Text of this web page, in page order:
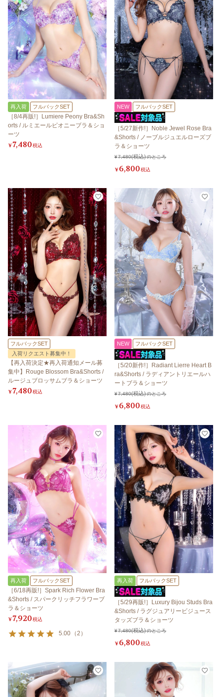
再入荷 フルバックSET
［8/4再販!］Lumiere Peony Bra&Sh
orts / ルミエールピオニーブラ＆ショ
ーツ
¥7,480税込
NEW フルバックSET
［5/27新作!］Noble Jewel Rose Bra
&Shorts / ノーブルジュエルローズブ
ラ＆ショーツ
¥7,480 のところ
¥6,800税込
フルバックSET
入荷リクエスト募集中！
【再入荷決定★再入荷通知メール募
集中】Rouge Blossom Bra&Shorts /
ルージュブロッサムブラ＆ショーツ
¥7,480税込
NEW フルバックSET
［5/20新作!］Radiant Lierre Heart B
ra&Shorts / ラディアントリエールハ
ートブラ＆ショーツ
¥7,480 のところ
¥6,800税込
再入荷 フルバックSET
［6/18再販!］Spark Rich Flower Bra
&Shorts / スパークリッチフラワーブ
ラ＆ショーツ
¥7,920税込
5.00 （2 ）
再入荷 フルバックSET
［5/29再販!］Luxury Bijou Studs Bra
&Shorts / ラグジュアリービジュース
タッズブラ＆ショーツ
¥7,480 のところ
¥6,800税込